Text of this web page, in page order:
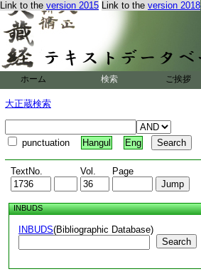
Link to the version 2015 Link to the version 2018
ホーム 検索 ご挨拶
大正蔵検索
punctuation Hangul Eng
TextNo. Vol. Page
INBUDS
INBUDS(Bibliographic Database)
Search